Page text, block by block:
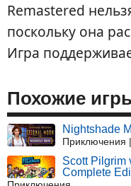
Remastered
поскольку она
Игра
Похожие
Nightshade
Приключения
Scott Pilgrim
Complete